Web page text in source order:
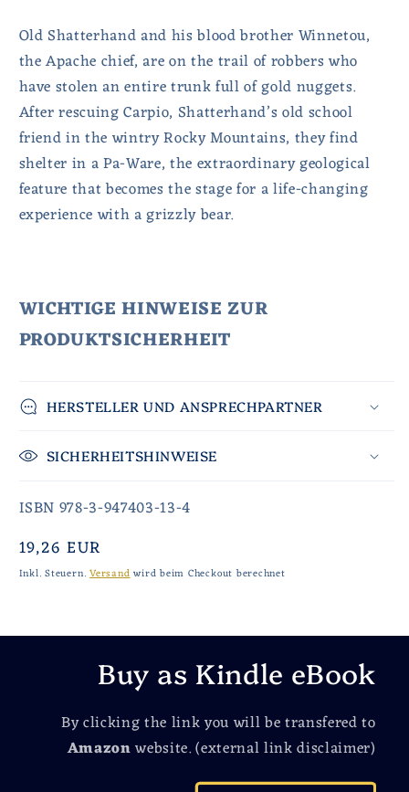
Old Shatterhand and his blood brother Winnetou,
the Apache chief, are on the trail of robbers who
have stolen an entire trunk full of gold nuggets.
After rescuing Carpio, Shatterhand’s old school
friend in the wintry Rocky Mountains, they find
shelter in a Pa-Ware, the extraordinary geological
feature that becomes the stage for a life-changing
experience with a grizzly bear.
WICHTIGE HINWEISE ZUR
PRODUKTSICHERHEIT
HERSTELLER UND ANSPRECHPARTNER
SICHERHEITSHINWEISE
ISBN 978-3-947403-13-4
Normaler
Preis
19,26 EUR
Inkl. Steuern.Versandwird beim Checkout berechnet
Buy as Kindle eBook
By clicking the link you will be transfered to
Amazonwebsite. (external link disclaimer)